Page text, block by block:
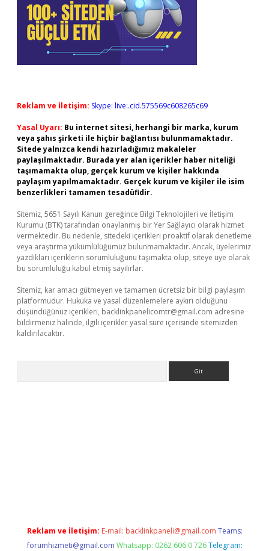
Reklam ve İletişim: Skype: live:.cid.575569c608265c69
Yasal Uyarı: Bu internet sitesi, herhangi bir marka, kurum
veya şahıs şirketi ile hiçbir bağlantısı bulunmamaktadır.
Sitede yalnızca kendi hazırladığımız makaleler
paylaşılmaktadır. Burada yer alan içerikler haber niteliği
taşımamakta olup, gerçek kurum ve kişiler hakkında
paylaşım yapılmamaktadır. Gerçek kurum ve kişiler ile isim
benzerlikleri tamamen tesadüfidir.
Sitemiz, 5651 Sayılı Kanun gereğince Bilgi Teknolojileri ve İletişim
Kurumu (BTK) tarafından onaylanmış bir Yer Sağlayıcı olarak hizmet
vermektedir. Bu nedenle, sitedeki içerikleri proaktif olarak denetleme
veya araştırma yükümlülüğümüz bulunmamaktadır. Ancak, üyelerimiz
yazdıkları içeriklerin sorumluluğunu taşımakta olup, siteye üye olarak
bu sorumluluğu kabul etmiş sayılırlar.
Sitemiz, kar amacı gütmeyen ve tamamen ücretsiz bir bilgi paylaşım
platformudur. Hukuka ve yasal düzenlemelere aykırı olduğunu
düşündüğünüz içerikleri, backlinkpanelicomtr@gmail.com adresine
bildirmeniz halinde, ilgili içerikler yasal süre içerisinde sitemizden
kaldırılacaktır.
Reklam ve İletişim: E-mail: backlinkpaneli@gmail.com Teams:
forumhizmeti@gmail.com Whatsapp: 0262 606 0 726 Telegram: